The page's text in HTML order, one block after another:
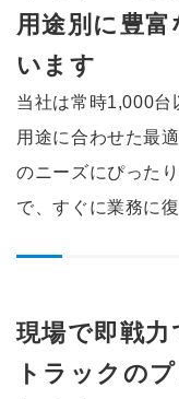
用途別に豊
います
当社は常時1,000台
用途に合わせた最
のニーズにぴった
で、すぐに業務に
現場で即戦力
トラックの